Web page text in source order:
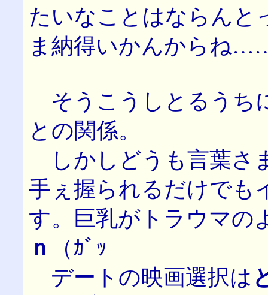
たいなことはならんと
ま納得いかんからね
そうこうしとるうち
との関係。
しかしどうも言葉さ
手ぇ握られるだけでも
す。巨乳がトラウマの
ｎ
（ｶﾞｯ
デートの映画選択は